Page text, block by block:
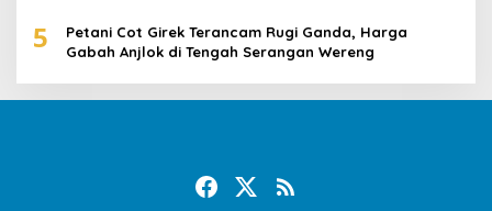
5
Petani Cot Girek Terancam Rugi Ganda, Harga
Gabah Anjlok di Tengah Serangan Wereng